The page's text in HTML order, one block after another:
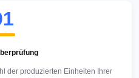
der produzierten Einheiten Ihrer